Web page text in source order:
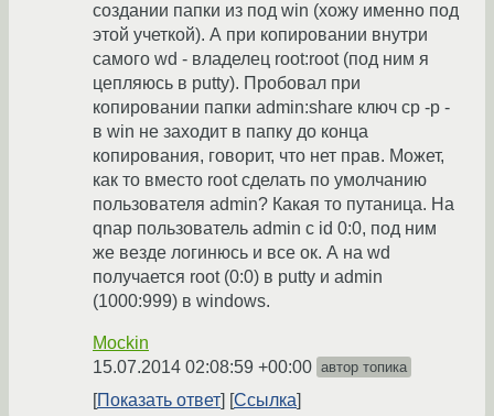
создании папки из под win (хожу именно под
этой учеткой). А при копировании внутри
самого wd - владелец root:root (под ним я
цепляюсь в putty). Пробовал при
копировании папки admin:share ключ cp -p -
в win не заходит в папку до конца
копирования, говорит, что нет прав. Может,
как то вместо root сделать по умолчанию
пользователя admin? Какая то путаница. На
qnap пользователь admin с id 0:0, под ним
же везде логинюсь и все ок. А на wd
получается root (0:0) в putty и admin
(1000:999) в windows.
Mockin
15.07.2014 02:08:59 +00:00 автор топика
Показать ответ Ссылка